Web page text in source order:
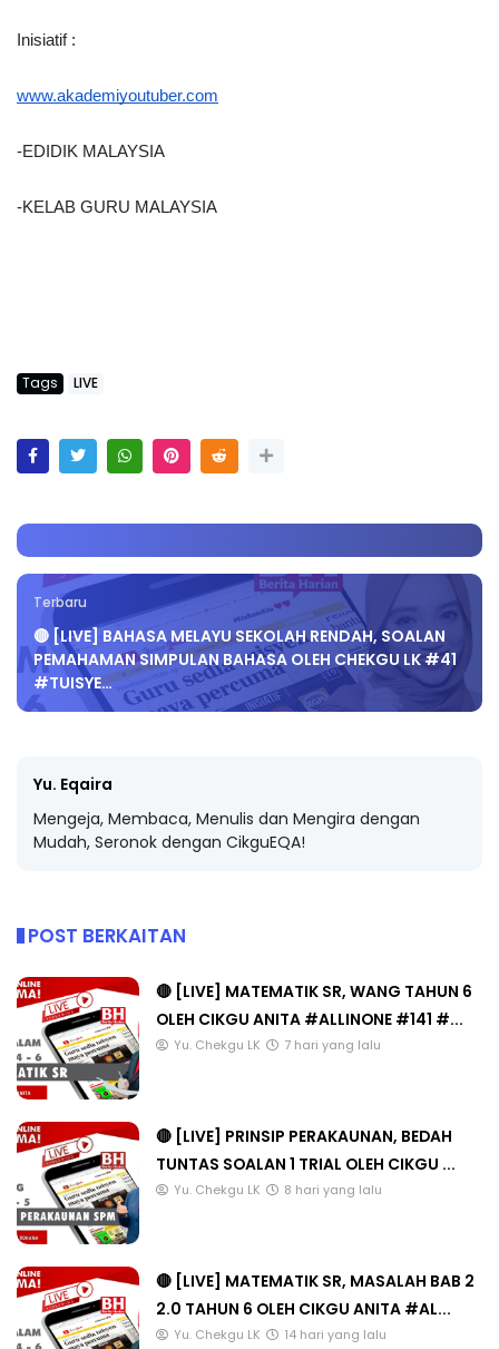
Inisiatif :
www.akademiyoutuber.com
-EDIDIK MALAYSIA
-KELAB GURU MALAYSIA
Tags LIVE
Terbaru
🔴 [LIVE] BAHASA MELAYU SEKOLAH RENDAH, SOALAN
PEMAHAMAN SIMPULAN BAHASA OLEH CHEKGU LK #41
#TUISYE…
Yu. Eqaira
Mengeja, Membaca, Menulis dan Mengira dengan
Mudah, Seronok dengan CikguEQA!
POST BERKAITAN
🔴 [LIVE] MATEMATIK SR, WANG TAHUN 6
OLEH CIKGU ANITA #ALLINONE #141 #...
Yu. Chekgu LK 7 hari yang lalu
🔴 [LIVE] PRINSIP PERAKAUNAN, BEDAH
TUNTAS SOALAN 1 TRIAL OLEH CIKGU ...
Yu. Chekgu LK 8 hari yang lalu
🔴 [LIVE] MATEMATIK SR, MASALAH BAB 2
2.0 TAHUN 6 OLEH CIKGU ANITA #AL...
Yu. Chekgu LK 14 hari yang lalu